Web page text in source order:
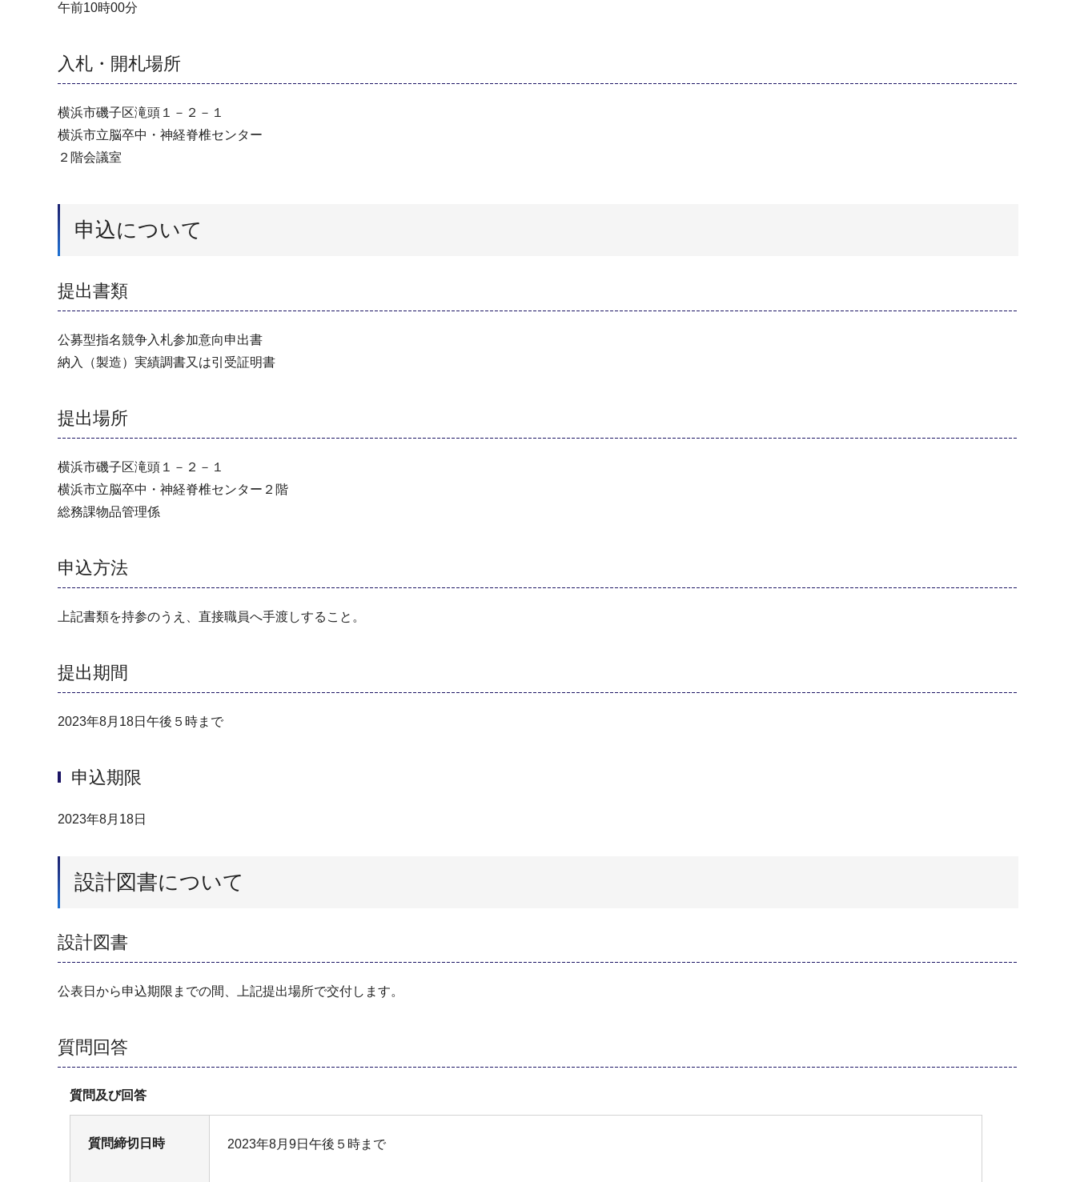
午前10時00分
入札・開札場所
横浜市磯子区滝頭１－２－１
横浜市立脳卒中・神経脊椎センター
２階会議室
申込について
提出書類
公募型指名競争入札参加意向申出書
納入（製造）実績調書又は引受証明書
提出場所
横浜市磯子区滝頭１－２－１
横浜市立脳卒中・神経脊椎センター２階
総務課物品管理係
申込方法
上記書類を持参のうえ、直接職員へ手渡しすること。
提出期間
2023年8月18日午後５時まで
申込期限
2023年8月18日
設計図書について
設計図書
公表日から申込期限までの間、上記提出場所で交付します。
質問回答
質問及び回答
質問締切日時 2023年8月9日午後５時まで